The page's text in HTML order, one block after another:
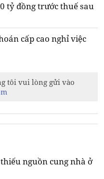
tỷ đồng trước thuế sau
cấp cao nghỉ việc
tôi vui lòng gửi vào
nguồn cung nhà ở